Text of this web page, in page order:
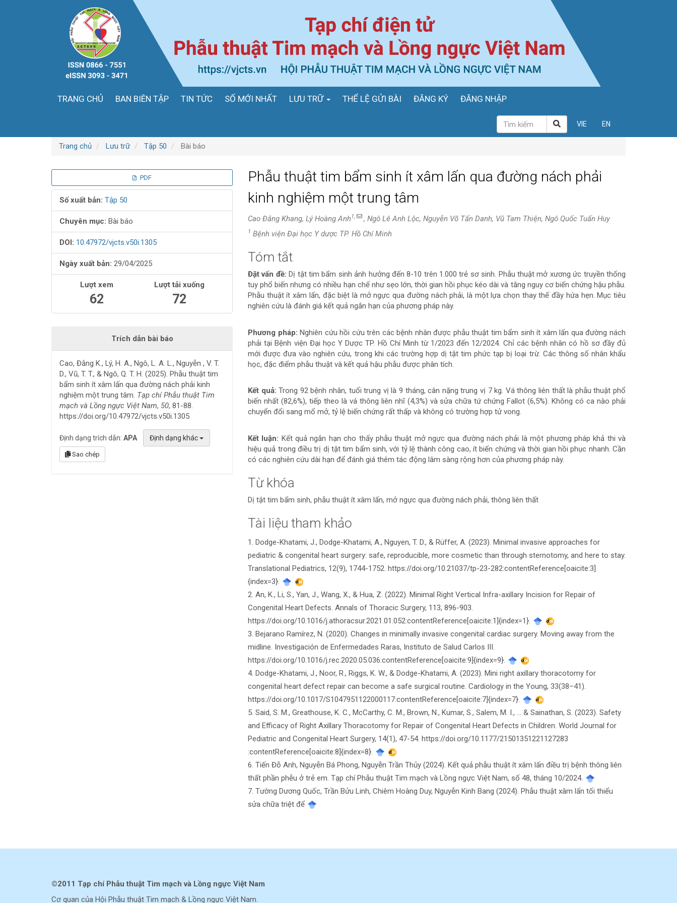
TRANG CHỦ BAN BIÊN TẬP TIN TỨC SỐ MỚI NHẤT LƯU TRỮ THỂ LỆ GỬI BÀI ĐĂNG KÝ ĐĂNG NHẬP
VIE EN
Trang chủ Lưu trữ Tập 50 Bài báo
Thanh
bên
bài
viết
PDF
Số xuất bản: Tập 50
Chuyên mục: Bài báo
DOI: 10.47972/vjcts.v50i.1305
Ngày xuất bản: 29/04/2025
Lượt xem
62
Lượt tải xuống
72
Trích dẫn bài báo
Cao, Đằng K., Lý, H. A., Ngô, L. A. L., Nguyễn , V. T.
D., Vũ, T. T., & Ngô, Q. T. H. (2025). Phẫu thuật tim
bẩm sinh ít xâm lấn qua đường nách phải kinh
nghiệm một trung tâm. Tạp chí Phẫu thuật Tim
mạch và Lồng ngực Việt Nam, 50, 81-88.
https://doi.org/10.47972/vjcts.v50i.1305
Định dạng trích dẫn: APA Định dạng khác
Sao chép
Phẫu thuật tim bẩm sinh ít xâm lấn qua đường nách phải
kinh nghiệm một trung tâm
Cao Đằng Khang, Lý Hoàng Anh1, , Ngô Lê Anh Lộc, Nguyễn Võ Tấn Danh, Vũ Tam Thiện, Ngô Quốc Tuấn Huy
1 Bệnh viện Đại học Y dược TP. Hồ Chí Minh
Nội
dung
chính
bài
viết
Tóm tắt
Đặt vấn đề: Dị tật tim bẩm sinh ảnh hưởng đến 8-10 trên 1.000 trẻ sơ sinh. Phẫu thuật mở xương ức truyền thống
tuy phổ biến nhưng có nhiều hạn chế như sẹo lớn, thời gian hồi phục kéo dài và tăng nguy cơ biến chứng hậu phẫu.
Phẫu thuật ít xâm lấn, đặc biệt là mở ngực qua đường nách phải, là một lựa chọn thay thế đầy hứa hẹn. Mục tiêu
nghiên cứu là đánh giá kết quả ngắn hạn của phương pháp này.
Phương pháp: Nghiên cứu hồi cứu trên các bệnh nhân được phẫu thuật tim bẩm sinh ít xâm lấn qua đường nách
phải tại Bệnh viện Đại học Y Dược TP. Hồ Chí Minh từ 1/2023 đến 12/2024. Chỉ các bệnh nhân có hồ sơ đầy đủ
mới được đưa vào nghiên cứu, trong khi các trường hợp dị tật tim phức tạp bị loại trừ. Các thông số nhân khẩu
học, đặc điểm phẫu thuật và kết quả hậu phẫu được phân tích.
Kết quả: Trong 92 bệnh nhân, tuổi trung vị là 9 tháng, cân nặng trung vị 7 kg. Vá thông liên thất là phẫu thuật phổ
biến nhất (82,6%), tiếp theo là vá thông liên nhĩ (4,3%) và sửa chữa tứ chứng Fallot (6,5%). Không có ca nào phải
chuyển đổi sang mổ mở, tỷ lệ biến chứng rất thấp và không có trường hợp tử vong.
Kết luận: Kết quả ngắn hạn cho thấy phẫu thuật mở ngực qua đường nách phải là một phương pháp khả thi và
hiệu quả trong điều trị dị tật tim bẩm sinh, với tỷ lệ thành công cao, ít biến chứng và thời gian hồi phục nhanh. Cần
có các nghiên cứu dài hạn để đánh giá thêm tác động lâm sàng rộng hơn của phương pháp này.
Từ khóa
Dị tật tim bẩm sinh, phẫu thuật ít xâm lấn, mở ngực qua đường nách phải, thông liên thất
Chi
tiết
bài
viết
Tài liệu tham khảo
1. Dodge-Khatami, J., Dodge-Khatami, A., Nguyen, T. D., & Rüffer, A. (2023). Minimal invasive approaches for
pediatric & congenital heart surgery: safe, reproducible, more cosmetic than through sternotomy, and here to stay.
Translational Pediatrics, 12(9), 1744-1752. https://doi.org/10.21037/tp-23-282​:contentReference[oaicite:3]
{index=3}.
2. An, K., Li, S., Yan, J., Wang, X., & Hua, Z. (2022). Minimal Right Vertical Infra-axillary Incision for Repair of
Congenital Heart Defects. Annals of Thoracic Surgery, 113, 896-903.
https://doi.org/10.1016/j.athoracsur.2021.01.052​:contentReference[oaicite:1]{index=1}.
3. Bejarano Ramírez, N. (2020). Changes in minimally invasive congenital cardiac surgery. Moving away from the
midline. Investigación de Enfermedades Raras, Instituto de Salud Carlos III.
https://doi.org/10.1016/j.rec.2020.05.036​:contentReference[oaicite:9]{index=9}.
4. Dodge-Khatami, J., Noor, R., Riggs, K. W., & Dodge-Khatami, A. (2023). Mini right axillary thoracotomy for
congenital heart defect repair can become a safe surgical routine. Cardiology in the Young, 33(38–41).
https://doi.org/10.1017/S1047951122000117​:contentReference[oaicite:7]{index=7}.
5. Said, S. M., Greathouse, K. C., McCarthy, C. M., Brown, N., Kumar, S., Salem, M. I., ... & Sainathan, S. (2023). Safety
and Efficacy of Right Axillary Thoracotomy for Repair of Congenital Heart Defects in Children. World Journal for
Pediatric and Congenital Heart Surgery, 14(1), 47-54. https://doi.org/10.1177/21501351221127283​
:contentReference[oaicite:8]{index=8}.
6. Tiến Đỗ Anh, Nguyễn Bá Phong, Nguyễn Trần Thủy (2024). Kết quả phẫu thuật ít xâm lấn điều trị bệnh thông liên
thất phần phễu ở trẻ em. Tạp chí Phẫu thuật Tim mạch và Lồng ngực Việt Nam, số 48, tháng 10/2024.
7. Tường Dương Quốc, Trần Bửu Linh, Chiêm Hoàng Duy, Nguyễn Kinh Bang (2024). Phẫu thuật xâm lấn tối thiểu
sửa chữa triệt để
©2011 Tạp chí Phẫu thuật Tim mạch và Lồng ngực Việt Nam
Cơ quan của Hội Phẫu thuật Tim mạch & Lồng ngực Việt Nam.